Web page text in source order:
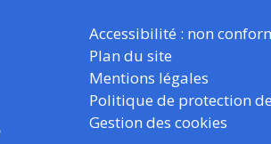
Accessibilité : non
Plan du site
Mentions légales
Politique de protection
Gestion des cookies